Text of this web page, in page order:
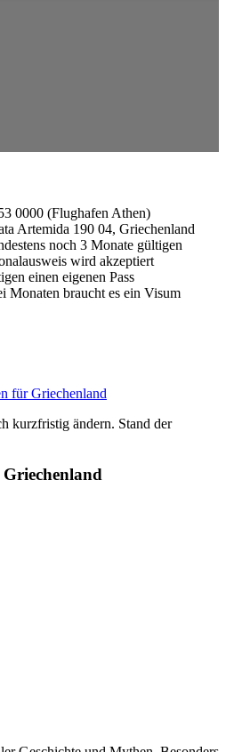
0000 (Flughafen Athen)
Artemida 190 04, Griechenland
noch 3 Monate gültigen
wird akzeptiert
einen eigenen Pass
Monaten braucht es ein Visum
für Griechenland
kurzfristig ändern. Stand der